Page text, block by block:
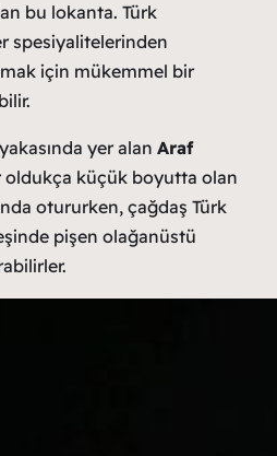
bu lokanta. Türk
spesiyalitelerinden
için mükemmel bir
yer alan Araf
oldukça küçük boyutta olan
otururken, çağdaş Türk
pişen olağanüstü